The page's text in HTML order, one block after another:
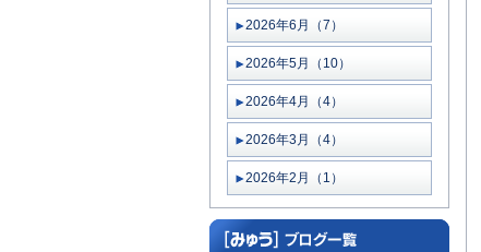
2026年6月（7）
2026年5月（10）
2026年4月（4）
2026年3月（4）
2026年2月（1）